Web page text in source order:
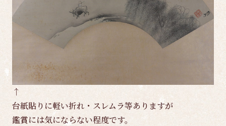
↑
台紙貼りに軽い折れ・スレムラ等ありますが
鑑賞には気にならない程度です。